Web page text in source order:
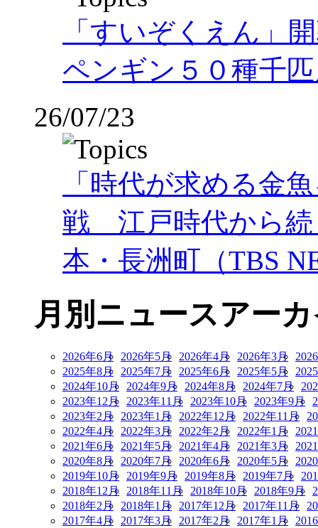
「すいぞくえん」
ペンギン５０種千
26/07/23
「時代が求める金
戦 江戸時代から
本・長洲町（TBS
月別ニュースアー
2026年6月 2026年5月 2026年4月 2026年3月
2025年8月
2025年7月 2025年6月 2025年5月
2024年10月
2024年9月 2024年8月 2024年7月
2023年12月
2023年11月 2023年10月 2023年9月
2023年2月
2023年1月 2022年12月 2022年11月
2022年4月
2022年3月 2022年2月 2022年1月
2021年6月
2021年5月 2021年4月 2021年3月
2020年8月
2020年7月 2020年6月 2020年5月
2019年10月
2019年9月 2019年8月 2019年7月
2018年12月
2018年11月 2018年10月 2018年9月
2018年2月
2018年1月 2017年12月 2017年11月
2017年4月
2017年3月 2017年2月 2017年1月